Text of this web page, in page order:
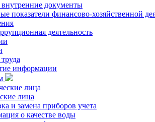
внутренние документы
показатели финансово-хозяйственной
деятельность
информации
лица
лица
и замена приборов учета
о качестве воды